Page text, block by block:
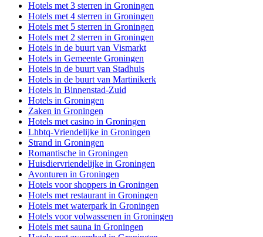
Hotels met 3 sterren in Groningen
Hotels met 4 sterren in Groningen
Hotels met 5 sterren in Groningen
Hotels met 2 sterren in Groningen
Hotels in de buurt van Vismarkt
Hotels in Gemeente Groningen
Hotels in de buurt van Stadhuis
Hotels in de buurt van Martinikerk
Hotels in Binnenstad-Zuid
Hotels in Groningen
Zaken in Groningen
Hotels met casino in Groningen
Lhbtq-Vriendelijke in Groningen
Strand in Groningen
Romantische in Groningen
Huisdiervriendelijke in Groningen
Avonturen in Groningen
Hotels voor shoppers in Groningen
Hotels met restaurant in Groningen
Hotels met waterpark in Groningen
Hotels voor volwassenen in Groningen
Hotels met sauna in Groningen